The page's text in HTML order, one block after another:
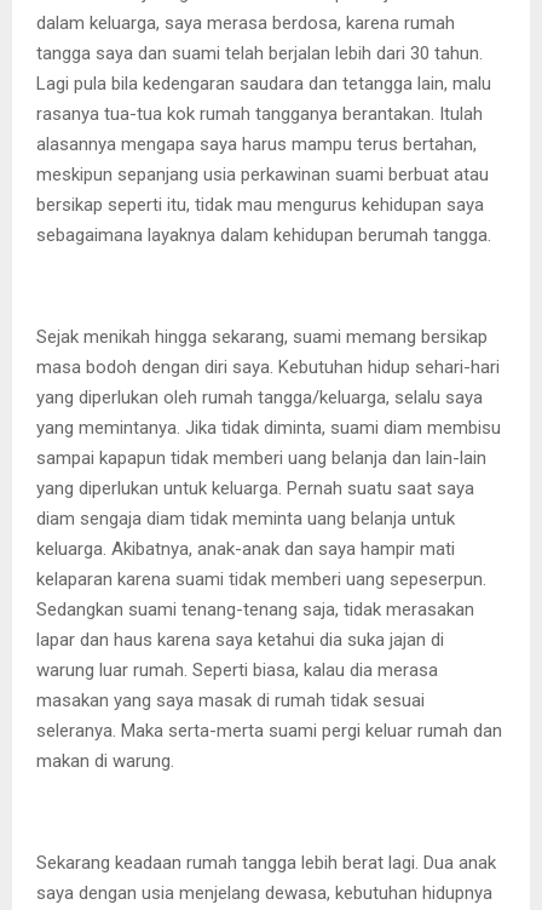
dalam keluarga, saya merasa berdosa, karena rumah
tangga saya dan suami telah berjalan lebih dari 30 tahun.
Lagi pula bila kedengaran saudara dan tetangga lain, malu
rasanya tua-tua kok rumah tangganya berantakan. Itulah
alasannya mengapa saya harus mampu terus bertahan,
meskipun sepanjang usia perkawinan suami berbuat atau
bersikap seperti itu, tidak mau mengurus kehidupan saya
sebagaimana layaknya dalam kehidupan berumah tangga.
Sejak menikah hingga sekarang, suami memang bersikap
masa bodoh dengan diri saya. Kebutuhan hidup sehari-hari
yang diperlukan oleh rumah tangga/keluarga, selalu saya
yang memintanya. Jika tidak diminta, suami diam membisu
sampai kapapun tidak memberi uang belanja dan lain-lain
yang diperlukan untuk keluarga. Pernah suatu saat saya
diam sengaja diam tidak meminta uang belanja untuk
keluarga. Akibatnya, anak-anak dan saya hampir mati
kelaparan karena suami tidak memberi uang sepeserpun.
Sedangkan suami tenang-tenang saja, tidak merasakan
lapar dan haus karena saya ketahui dia suka jajan di
warung luar rumah. Seperti biasa, kalau dia merasa
masakan yang saya masak di rumah tidak sesuai
seleranya. Maka serta-merta suami pergi keluar rumah dan
makan di warung.
Sekarang keadaan rumah tangga lebih berat lagi. Dua anak
saya dengan usia menjelang dewasa, kebutuhan hidupnya